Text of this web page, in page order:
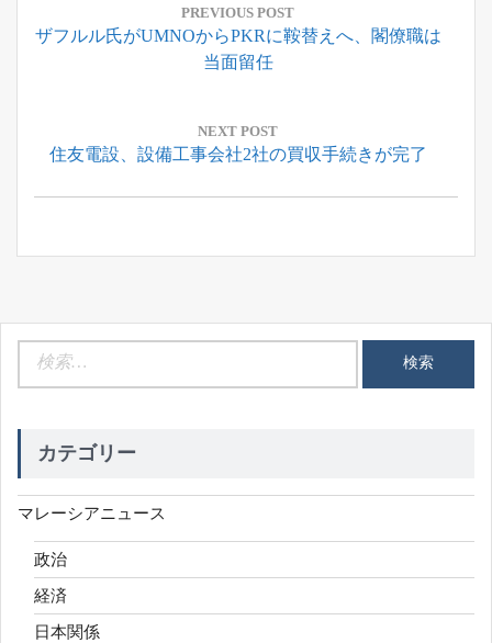
ナ
シ
ョ
PREVIOUS POST
Previous
ザフルル氏がUMNOからPKRに鞍替えへ、閣僚職は
当面留任
NEXT POST
Next
住友電設、設備工事会社2社の買収手続きが完了
カテゴリー
マレーシアニュース
政治
経済
日本関係